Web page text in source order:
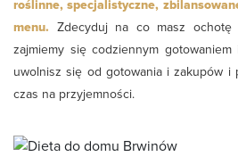
roślinne, specjalistyczne,
menu. Zdecyduj na co masz ochotę
zajmiemy się codziennym gotowaniem
uwolnisz się od gotowania i zakupów i
czas na przyjemności.